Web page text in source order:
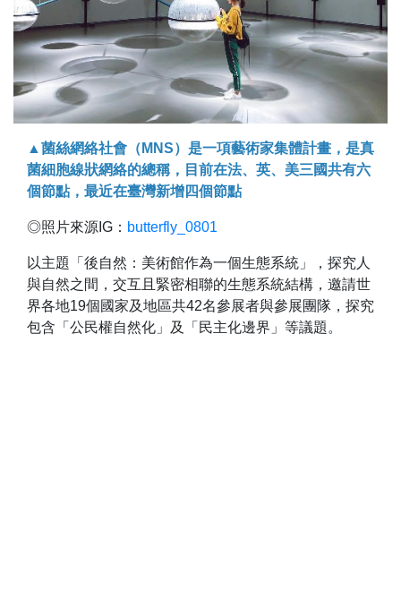
▲菌絲網絡社會（MNS）是一項藝術家集體計畫，是真
菌細胞線狀網絡的總稱，目前在法、英、美三國共有六
個節點，最近在臺灣新增四個節點
◎照片來源IG： butterfly_0801
以主題「後自然：美術館作為一個生態系統」，探究人
與自然之間，交互且緊密相聯的生態系統結構，邀請世
界各地19個國家及地區共42名參展者與參展團隊，探究
包含「公民權自然化」及「民主化邊界」等議題。